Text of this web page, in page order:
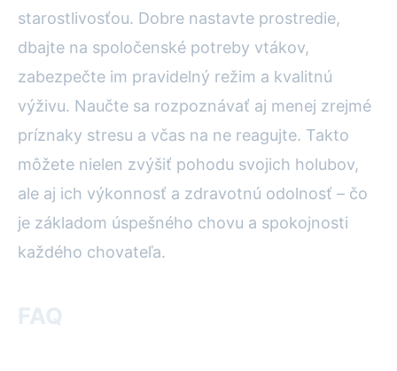
starostlivosťou. Dobre nastavte prostredie,
dbajte na spoločenské potreby vtákov,
zabezpečte im pravidelný režim a kvalitnú
výživu. Naučte sa rozpoznávať aj menej zrejmé
príznaky stresu a včas na ne reagujte. Takto
môžete nielen zvýšiť pohodu svojich holubov,
ale aj ich výkonnosť a zdravotnú odolnosť – čo
je základom úspešného chovu a spokojnosti
každého chovateľa.
FAQ